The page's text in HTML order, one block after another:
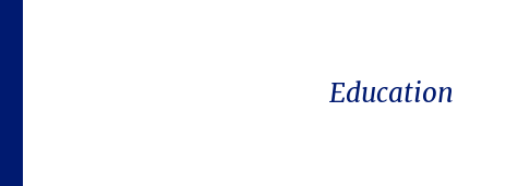
Education